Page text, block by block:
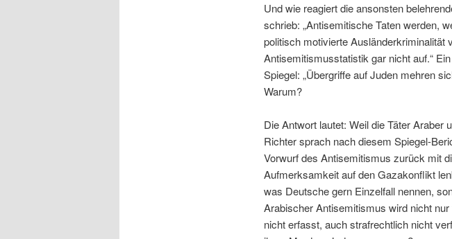
Und wie reagiert die ansonsten
schrieb: „Antisemitische Taten werden,
politisch motivierte Ausländerkriminalität
Antisemitismusstatistik gar nicht auf.“
Spiegel: „Übergriffe auf Juden mehren
Warum?
Die Antwort lautet: Weil die Täter
Richter sprach nach ­diesem Spiegel-
Vorwurf des Antisemitismus zurück mit
Aufmerksamkeit auf den Gazakonflikt
was Deutsche gern Einzelfall nennen,
Arabischer Antisemi­tismus wird nicht
nicht erfasst, auch strafrechtlich nicht